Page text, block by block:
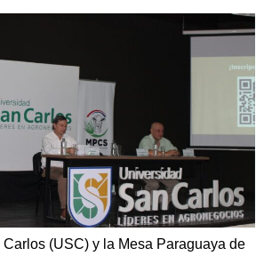
(USC) y la Mesa Paraguaya de